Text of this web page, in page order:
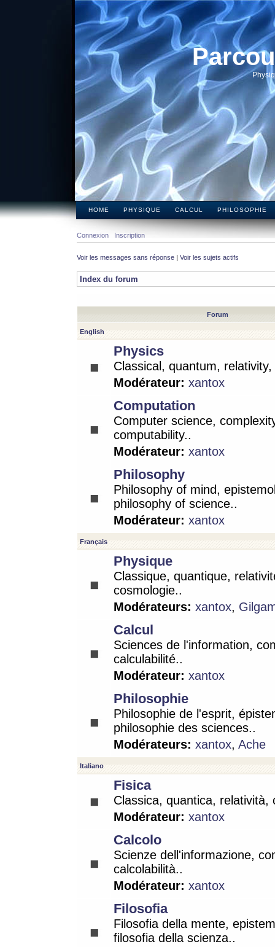
HOME PHYSIQUE CALCUL PHILOSOPHIE
Connexion Inscription
Voir les messages sans réponse | Voir les sujets actifs
Index du forum
Forum
English
Physics
Classical, quantum,
Modérateur: xantox
Computation
Computer science,
computability..
Modérateur: xantox
Philosophy
Philosophy of mind,
philosophy of science..
Modérateur: xantox
Français
Physique
Classique, quantique,
cosmologie..
Modérateurs: xantox,
Calcul
Sciences de l'information,
calculabilité..
Modérateur: xantox
Philosophie
Philosophie de l'esprit,
philosophie des sciences..
Modérateurs: xantox, Ache
Italiano
Fisica
Classica, quantica, relatività,
Modérateur: xantox
Calcolo
Scienze dell'informazione,
calcolabilità..
Modérateur: xantox
Filosofia
Filosofia della mente,
filosofia della scienza..